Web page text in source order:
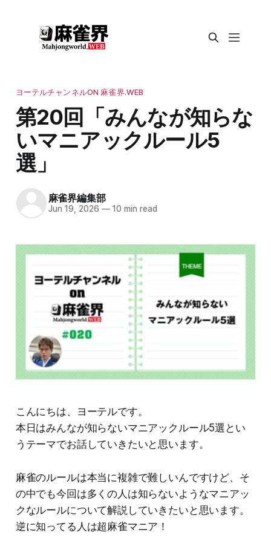
ヨーテルチャンネルON 麻雀界.WEB
第20回「みんなが知らな
いマニアックルール5
選」
麻雀界編集部
Jun 19, 2026 —10 min read
こんにちは、ヨーテルです。
本日はみんなが知らないマニアックルール5選とい
うテーマでお話していきたいと思います。
麻雀のルールは本当に複雑で難しいんですけど、そ
の中でも今回は多くの人は知らないようなマニアッ
クなルールについて解説していきたいと思います。
逆に知ってる人は超麻雀マニア！